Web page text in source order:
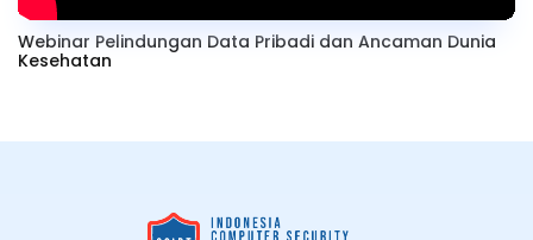
Webinar Pelindungan Data Pribadi dan Ancaman Dunia
Kesehatan